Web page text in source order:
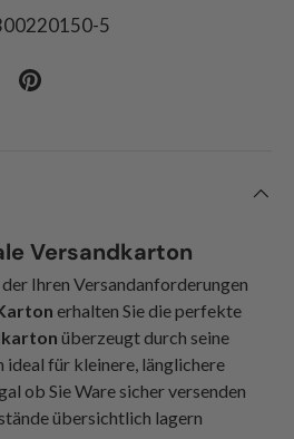
5
Versandkarton
Ihren Versandanforderungen
erhalten Sie die perfekte
überzeugt durch seine
ideal für kleinere, länglichere
ob Sie Ware sicher versenden
übersichtlich lagern